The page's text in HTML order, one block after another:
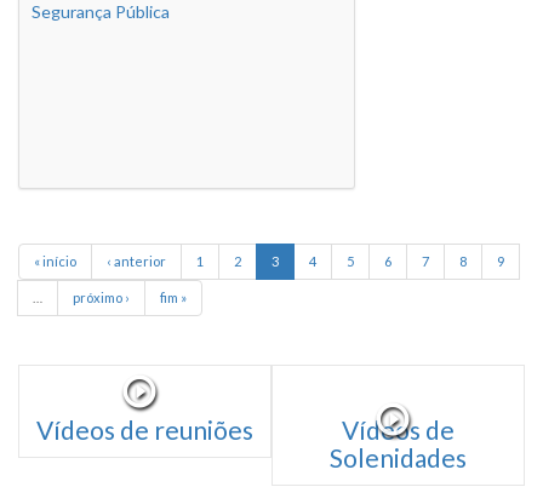
Segurança Pública
« início ‹ anterior 1 2 3 4 5 6 7 8 9
próximo › fim »
Vídeos de reuniões
Vídeos de
Solenidades